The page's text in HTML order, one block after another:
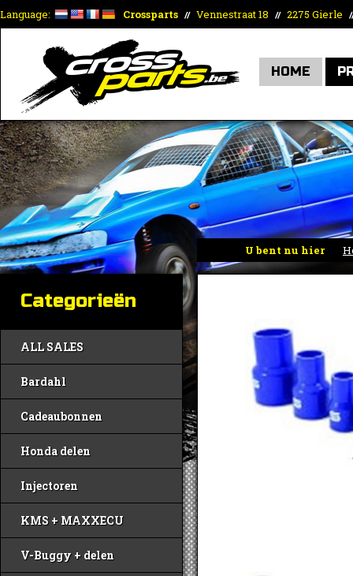
Language: Crossparts // Vennestraat 18 // 2275 Gierle
HOME
U bent nu hier
Categorieën
ALL SALES
Bardahl
Cadeaubonnen
Honda delen
Injectoren
KMS + MAXXECU
V-Buggy + delen